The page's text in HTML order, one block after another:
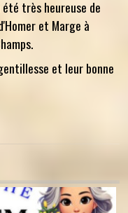
été très heureuse de
et Marge à
et leur bonne